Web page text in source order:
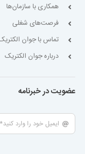
همکاری با سازمان‌ها
فرصت‌های شغلی
تماس با جوان
درباره جوان الکتریک
عضویت در خبرنامه